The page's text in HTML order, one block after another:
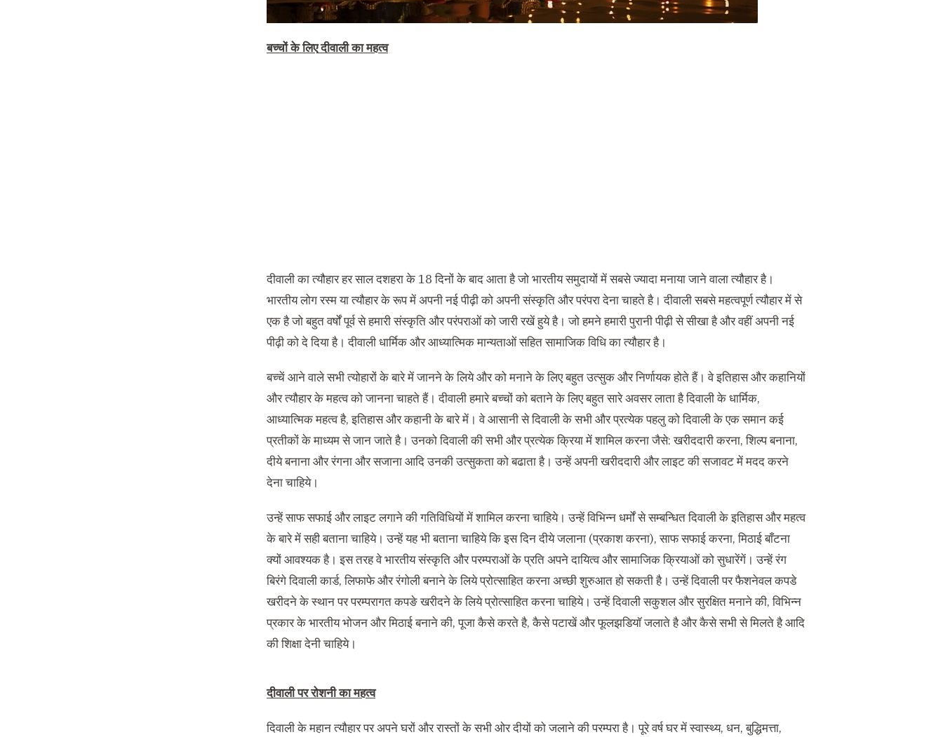
बच्चोंकेलिएदीवालीकामहत्व
दीवाली का त्यौहार हर साल दशहरा के 18दिनों के बाद आता है जो भारतीय समुदायों में सबसे ज्यादा मनाया जाने वाला त्यौहार है।
भारतीय लोग रस्म या त्यौहार के रूप में अपनी नई पीढ़ी को अपनी संस्कृति और परंपरा देना चाहते है। दीवाली सबसे महत्वपूर्ण त्यौहार में से
एक है जो बहुत वर्षों पूर्व से हमारी संस्कृति और परंपराओं को जारी रखें हुये है। जो हमने हमारी पुरानी पीढ़ी से सीखा है और वहीं अपनी नई
पीढ़ी को दे दिया है। दीवाली धार्मिक और आध्यात्मिक मान्यताओं सहित सामाजिक विधि का त्यौहार है।
बच्चें आने वाले सभी त्योहारों के बारे में जानने के लिये और को मनाने के लिए बहुत उत्सुक और निर्णायक होते हैं। वे इतिहास और कहानियों
और त्यौहार के महत्व को जानना चाहते हैं। दीवाली हमारे बच्चों को बताने के लिए बहुत सारे अवसर लाता है दिवाली के धार्मिक,
आध्यात्मिक महत्व है,इतिहास और कहानी के बारे में। वे आसानी से दिवाली के सभी और प्रत्येक पहलु को दिवाली के एक समान कई
प्रतीकों के माध्यम से जान जाते है। उनको दिवाली की सभी और प्रत्येक क्रिया में शामिल करना जैसे:खरीददारी करना,शिल्प बनाना,
दीये बनाना और रंगना और सजाना आदि उनकी उत्सुकता को बढाता है। उन्हें अपनी खरीददारी और लाइट की सजावट में मदद करने
देना चाहिये।
उन्हें साफ सफाई और लाइट लगाने की गतिविधियों में शामिल करना चाहिये। उन्हें विभिन्न धर्मों से सम्बन्धित दिवाली के इतिहास और महत्व
के बारे में सही बताना चाहिये। उन्हें यह भी बताना चाहिये कि इस दिन दीये जलाना (प्रकाश करना),साफ सफाई करना,मिठाई बाँटना
क्यों आवश्यक है। इस तरह वे भारतीय संस्कृति और परम्पराओं के प्रति अपने दायित्व और सामाजिक क्रियाओं को सुधारेंगें। उन्हें रंग
बिरंगे दिवाली कार्ड,लिफाफे और रंगोली बनाने के लिये प्रोत्साहित करना अच्छी शुरुआत हो सकती है। उन्हें दिवाली पर फैशनेवल कपडे
खरीदने के स्थान पर परम्परागत कपङे खरीदने के लिये प्रोत्साहित करना चाहिये। उन्हें दिवाली सकुशल और सुरक्षित मनाने की,विभिन्न
प्रकार के भारतीय भोजन और मिठाई बनाने की,पूजा कैसे करते है,कैसे पटाखें और फूलझडियॉ जलाते है और कैसे सभी से मिलते है आदि
की शिक्षा देनी चाहिये।
दीवालीपररोशनीकामहत्व
दिवाली के महान त्यौहार पर अपने घरों और रास्तों के सभी ओर दीयों को जलाने की परम्परा है। पूरे वर्ष घर में स्वास्थ्य, धन,बुद्धिमत्ता,